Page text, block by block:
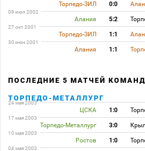
Торпедо-ЗИЛ 0:0
09 июл 2002
Алания 5:2
27 окт 2001
Торпедо-ЗИЛ 1:1
30 июн 2001
Алания 1:1
ПОСЛЕДНИЕ 5 МАТЧЕЙ КОМАНД
ТОРПЕДО-МЕТАЛЛУРГ
24 мая 2003
ЦСКА 1:0
17 мая 2003
Торпедо-Металлург 3:0
10 мая 2003
Ростов 1:0
04 мая 2003